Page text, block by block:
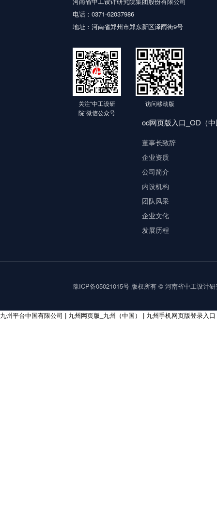
电话：0371-62037986
地址：河南省郑州市郑东新区泽雨街9号
关注“中工设研
院”微信公众号
访问移动版
od网页版入口_OD（
董事长致辞
企业资质
公司简介
内设机构
团队风采
企业文化
发展历程
豫ICP备05021015号 版权所有 © 河南省中工设计
九州平台中国有限公司 | 九州网页版_九州（中国） | 九州手机网页版登录入口